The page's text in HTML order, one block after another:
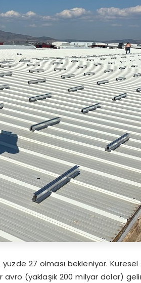
yüzde 27 olması bekleniyor.
avro (yaklaşık 200 milyar dolar)